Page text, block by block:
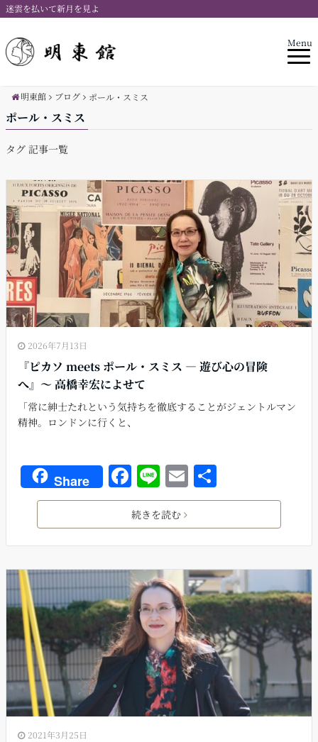
迷雲を払いて新月を見よ
Menu
明東館 ブログ ポール・スミス
ポール・スミス
タグ 記事一覧
2026年7月13日
『ピカソ meets ポール・スミス ― 遊び心の冒険
へ』〜 高橋幸宏によせて
「常に紳士たれという気持ちを徹底することがジェントルマン
精神。ロンドンに行くと、
Share F
a
c
e
b
o
o
k
Li
n
e
E
m
ai
l
有
続きを読む
2021年3月25日